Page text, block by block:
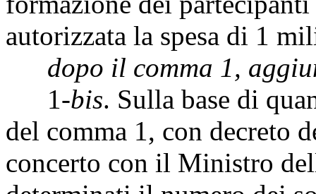
autorizzata la spesa di 1
dopo il comma 1,
1-bis. Sulla base di
del comma 1, con decreto
concerto con il Ministro